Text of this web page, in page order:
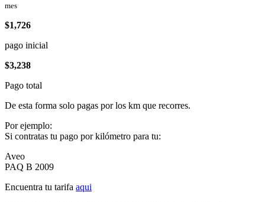
mes
$1,726
pago inicial
$3,238
Pago total
De esta forma solo pagas por los km que recorres.
Por ejemplo:
Si contratas tu pago por kilómetro para tu:
Aveo
PAQ B 2009
Encuentra tu tarifa aqui